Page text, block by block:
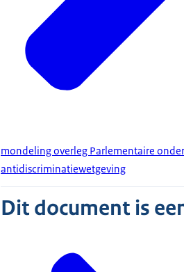
mondeling overleg Parlementaire
antidiscriminatiewetgeving
Dit document is